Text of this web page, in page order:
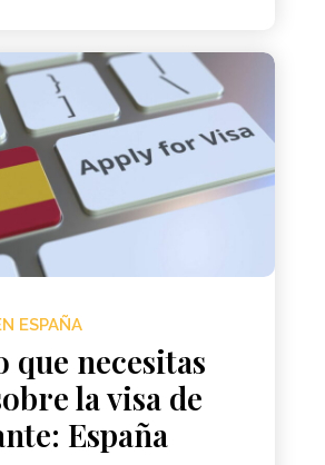
ESPAÑA
que necesitas
la visa de
España